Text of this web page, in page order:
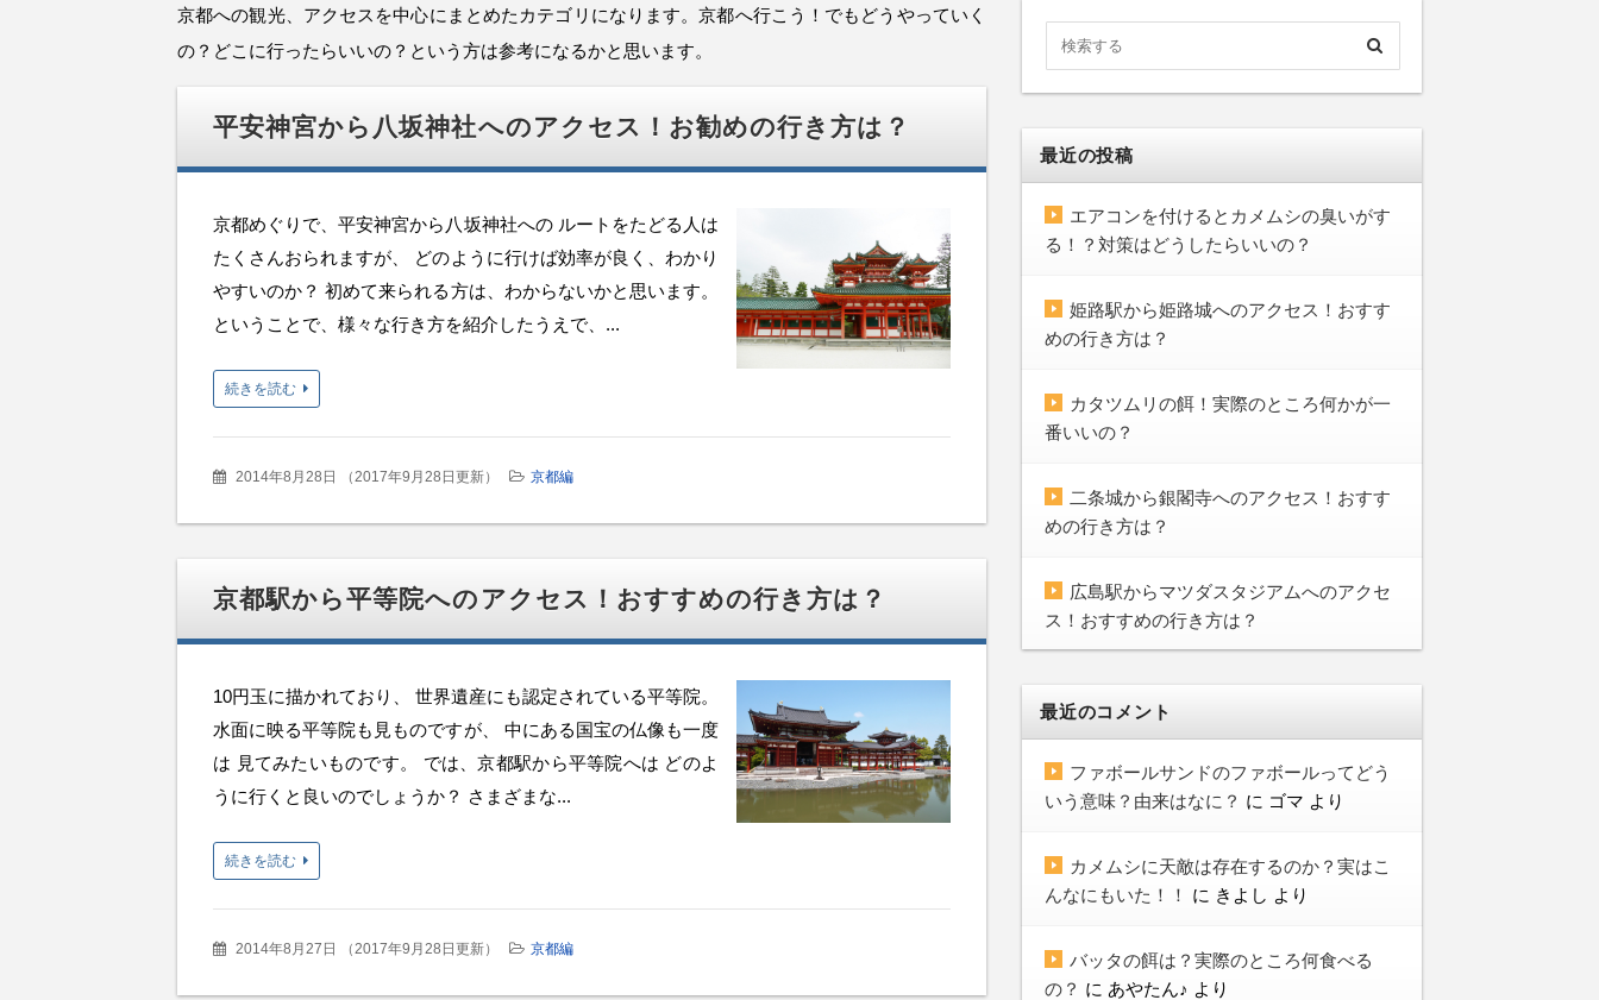
京都への観光、アクセスを中心にまとめたカテゴリになります。京都へ行こう！でもどうやっていく
の？どこに行ったらいいの？という方は参考になるかと思います。
平安神宮から八坂神社へのアクセス！お勧めの行き方は？
京都めぐりで、平安神宮から八坂神社への ルートをたどる人は
たくさんおられますが、 どのように行けば効率が良く、わかり
やすいのか？ 初めて来られる方は、わからないかと思います。
ということで、様々な行き方を紹介したうえで、...
続きを読む
2014年8月28日 （2017年9月28日更新） 京都編
京都駅から平等院へのアクセス！おすすめの行き方は？
10円玉に描かれており、 世界遺産にも認定されている平等院。
水面に映る平等院も見ものですが、 中にある国宝の仏像も一度
は 見てみたいものです。 では、京都駅から平等院へは どのよ
うに行くと良いのでしょうか？ さまざまな...
続きを読む
2014年8月27日 （2017年9月28日更新） 京都編
最近の投稿
エアコンを付けるとカメムシの臭いがす
る！？対策はどうしたらいいの？
姫路駅から姫路城へのアクセス！おすす
めの行き方は？
カタツムリの餌！実際のところ何かが一
番いいの？
二条城から銀閣寺へのアクセス！おすす
めの行き方は？
広島駅からマツダスタジアムへのアクセ
ス！おすすめの行き方は？
最近のコメント
ファボールサンドのファボールってどう
いう意味？由来はなに？ に ゴマ より
カメムシに天敵は存在するのか？実はこ
んなにもいた！！
に きよし より
バッタの餌は？実際のところ何食べる
の？ に あやたん♪ より